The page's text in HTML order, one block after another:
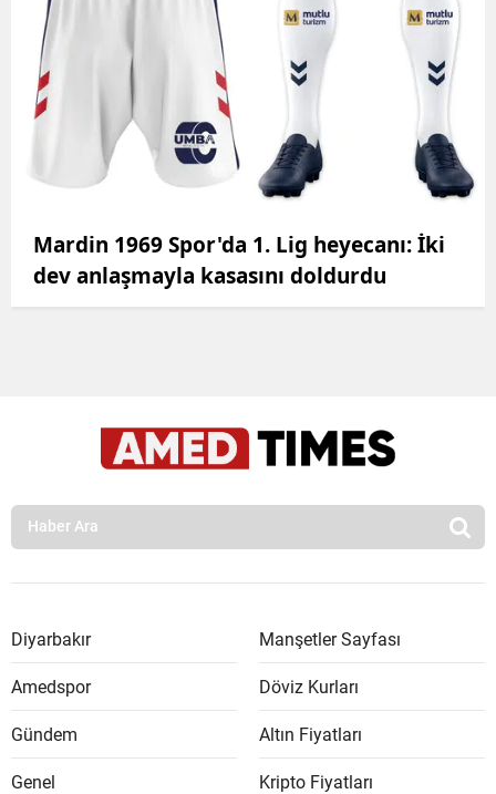
Mardin 1969 Spor'da 1. Lig heyecanı: İki
dev anlaşmayla kasasını doldurdu
Diyarbakır
Amedspor
Gündem
Genel
Manşetler Sayfası
Döviz Kurları
Altın Fiyatları
Kripto Fiyatları